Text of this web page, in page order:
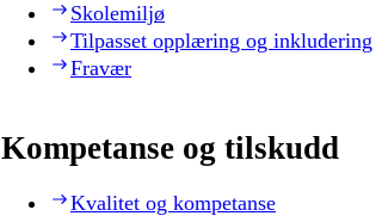
Skolemiljø
Tilpasset opplæring og inkludering
Fravær
Kompetanse og tilskudd
Kvalitet og kompetanse